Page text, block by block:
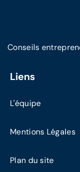
Conseils
Liens
L'équipe
Mentions Légales
Plan du site